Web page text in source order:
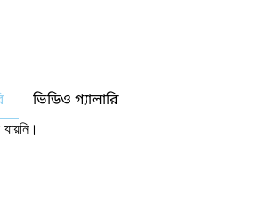
ভিডিও গ্যালারি